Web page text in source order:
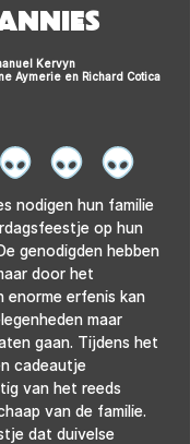
Kervyn
Aymerie en Richard Cotica
nodigen hun familie
op hun
genodigden hebben
door het
erfenis kan
maar
gaan. Tijdens het
cadeautje
van het reeds
van de familie.
dat duivelse